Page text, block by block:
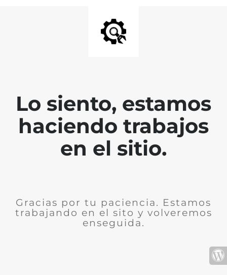
Lo siento, estamos
haciendo trabajos
en el sitio.
Gracias por tu paciencia. Estamos
trabajando en el sito y volveremos
enseguida.